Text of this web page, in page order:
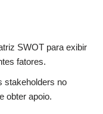
SWOT para exibir
fatores.
stakeholders no
obter apoio.